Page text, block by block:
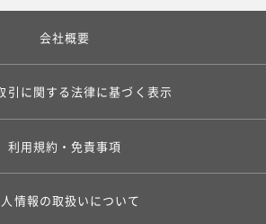
会社概要
引に関する法律に基づく表示
利用規約・免責事項
情報の取扱いについて